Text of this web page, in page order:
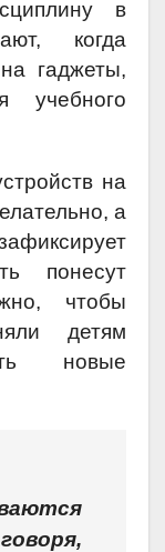
в
когда
гаджеты,
учебного
на
а
понесут
чтобы
детям
новые